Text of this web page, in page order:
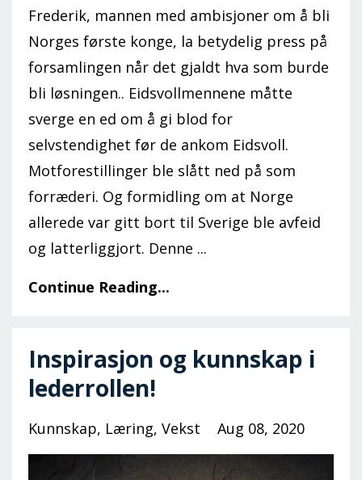
Frederik, mannen med ambisjoner om å bli
Norges første konge, la betydelig press på
forsamlingen når det gjaldt hva som burde
bli løsningen.. Eidsvollmennene måtte
sverge en ed om å gi blod for
selvstendighet før de ankom Eidsvoll.
Motforestillinger ble slått ned på som
forræderi. Og formidling om at Norge
allerede var gitt bort til Sverige ble avfeid
og latterliggjort. Denne ...
Continue Reading...
Inspirasjon og kunnskap i
lederrollen!
Kunnskap Læring Vekst Aug 08, 2020